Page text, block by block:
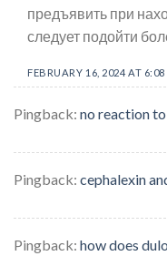
предъявить при
следует подойти
FEBRUARY 16, 2024 AT
Pingback: no reaction
Pingback: cephalexin
Pingback: how does